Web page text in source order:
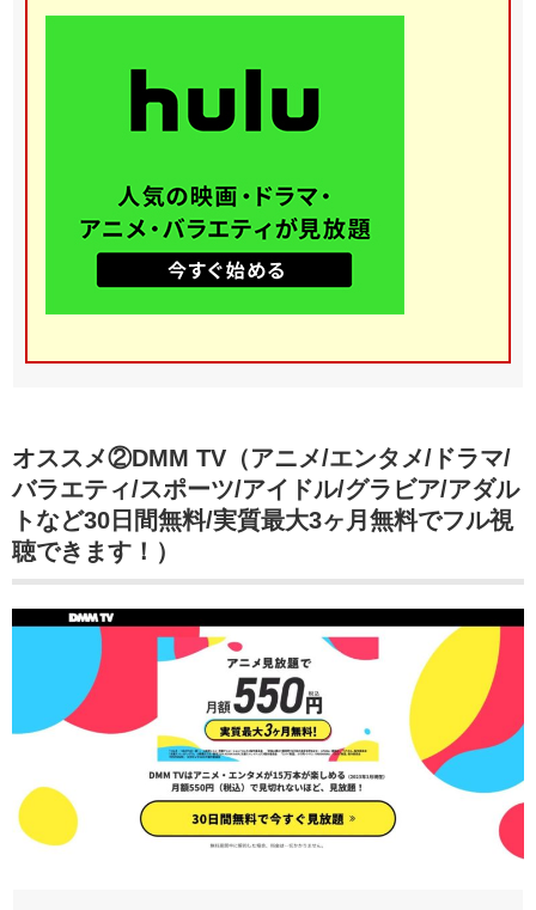
オススメ②DMM TV（アニメ/エンタメ/ドラマ/
バラエティ/スポーツ/アイドル/グラビア/アダル
トなど30日間無料/実質最大3ヶ月無料でフル視
聴できます！）